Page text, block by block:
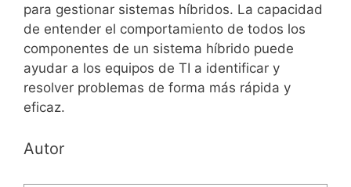
para gestionar sistemas híbridos. La capacidad
de entender el comportamiento de todos los
componentes de un sistema híbrido puede
ayudar a los equipos de TI a identificar y
resolver problemas de forma más rápida y
eficaz.
Autor